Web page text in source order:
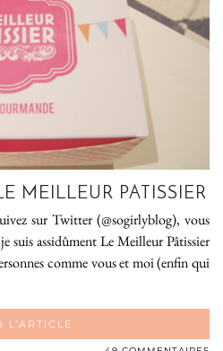
MEILLEUR PATISSIER
sur Twitter (@sogirlyblog), vous
suis assidûment Le Meilleur Pâtissier
comme vous et moi (enfin qui
L’ARTICLE